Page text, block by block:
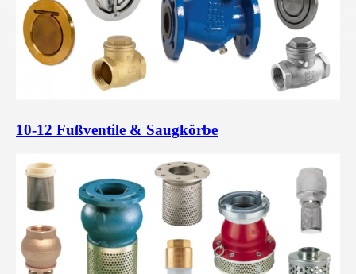
10-12 Fußventile & Saugkörbe